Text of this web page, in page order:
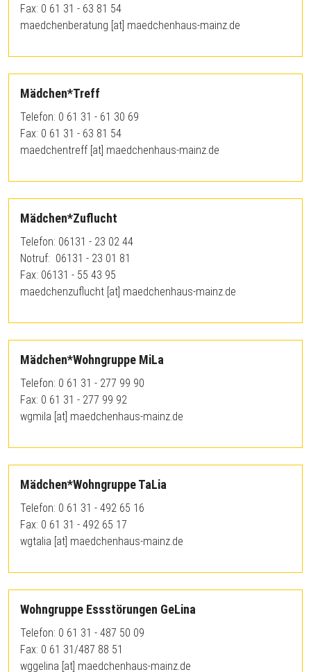
Fax: 0 61 31 - 63 81 54
maedchenberatung [at] maedchenhaus-mainz.de
Mädchen*Treff
Telefon: 0 61 31 - 61 30 69
Fax: 0 61 31 - 63 81 54
maedchentreff [at] maedchenhaus-mainz.de
Mädchen*Zuflucht
Telefon: 06131 - 23 02 44
Notruf: 06131 - 23 01 81
Fax: 06131 - 55 43 95
maedchenzuflucht [at] maedchenhaus-mainz.de
Mädchen*Wohngruppe MiLa
Telefon: 0 61 31 - 277 99 90
Fax: 0 61 31 - 277 99 92
wgmila [at] maedchenhaus-mainz.de
Mädchen*Wohngruppe TaLia
Telefon: 0 61 31 - 492 65 16
Fax: 0 61 31 - 492 65 17
wgtalia [at] maedchenhaus-mainz.de
Wohngruppe Essstörungen GeLina
Telefon: 0 61 31 - 487 50 09
Fax: 0 61 31/487 88 51
wggelina [at] maedchenhaus-mainz.de